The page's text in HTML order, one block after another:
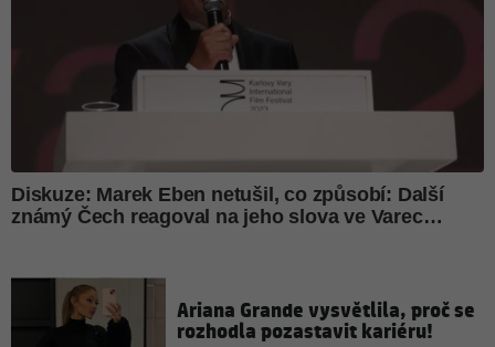
Ariana Grande vysvětlila, proč se
rozhodla pozastavit kariéru!